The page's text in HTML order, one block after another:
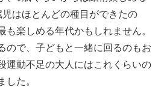
はほとんどの種目ができたの
も楽しめる年代かもしれません。
ので、子どもと一緒に回るのもお
運動不足の大人にはこれくらいの
した。